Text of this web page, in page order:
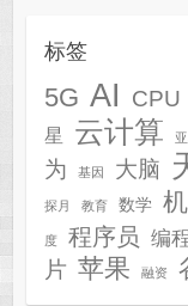
标签
5G AI CPU
星
云计算
为
基因 大脑
探月 教育 数学
度 程序员 编
片 苹果 融资